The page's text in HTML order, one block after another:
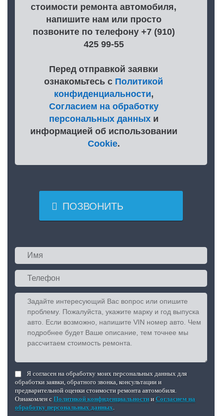
стоимости ремонта автомобиля,
напишите нам или просто
позвоните по телефону +7 (910)
425 99-55
Перед отправкой заявки
ознакомьтесь с Политикой
конфиденциальности,
Согласием на обработку
персональных данныхи
информацией об использовании
Cookie.
 ПОЗВОНИТЬ
Я согласен на обработку моих персональных данных для
обработки заявки, обратного звонка, консультации и
предварительной оценки стоимости ремонта автомобиля.
Ознакомлен с Политикой конфиденциальности и Согласием на
обработку персональных данных.